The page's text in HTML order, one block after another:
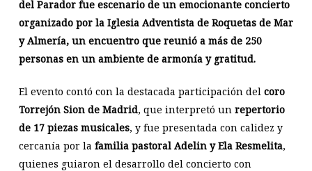
del Parador fue escenario de un emocionante concierto
organizado por la Iglesia Adventista de Roquetas de Mar
y Almería, un encuentro que reunió a más de 250
personas en un ambiente de armonía y gratitud.
El evento contó con la destacada participación del coro
Torrejón Sion de Madrid, que interpretó un repertorio
de 17 piezas musicales, y fue presentada con calidez y
cercanía por la familia pastoral Adelin y Ela Resmelita,
quienes guiaron el desarrollo del concierto con